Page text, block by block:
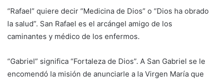
“Rafael” quiere decir “Medicina de Dios” o “Dios ha obrado
la salud”. San Rafael es el arcángel amigo de los
caminantes y médico de los enfermos.
“Gabriel” significa “Fortaleza de Dios”. A San Gabriel se le
encomendó la misión de anunciarle a la Virgen María que